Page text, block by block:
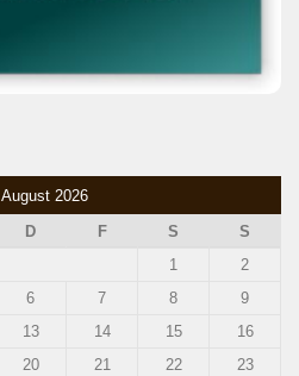
August 2026
D F S
S
1
2
6 7 8
9
13 14 15
16
20 21 22
23